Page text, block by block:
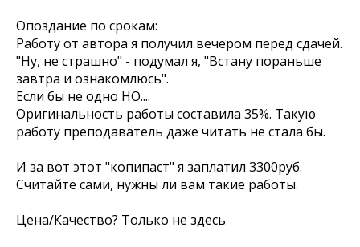
Опоздание по срокам:
Работу от автора я получил вечером перед сдачей.
"Ну, не страшно" - подумал я, "Встану пораньше
завтра и ознакомлюсь".
Если бы не одно НО....
Оригинальность работы составила 35%. Такую
работу преподаватель даже читать не стала бы.
И за вот этот "копипаст" я заплатил 3300руб.
Считайте сами, нужны ли вам такие работы.
Цена/Качество? Только не здесь